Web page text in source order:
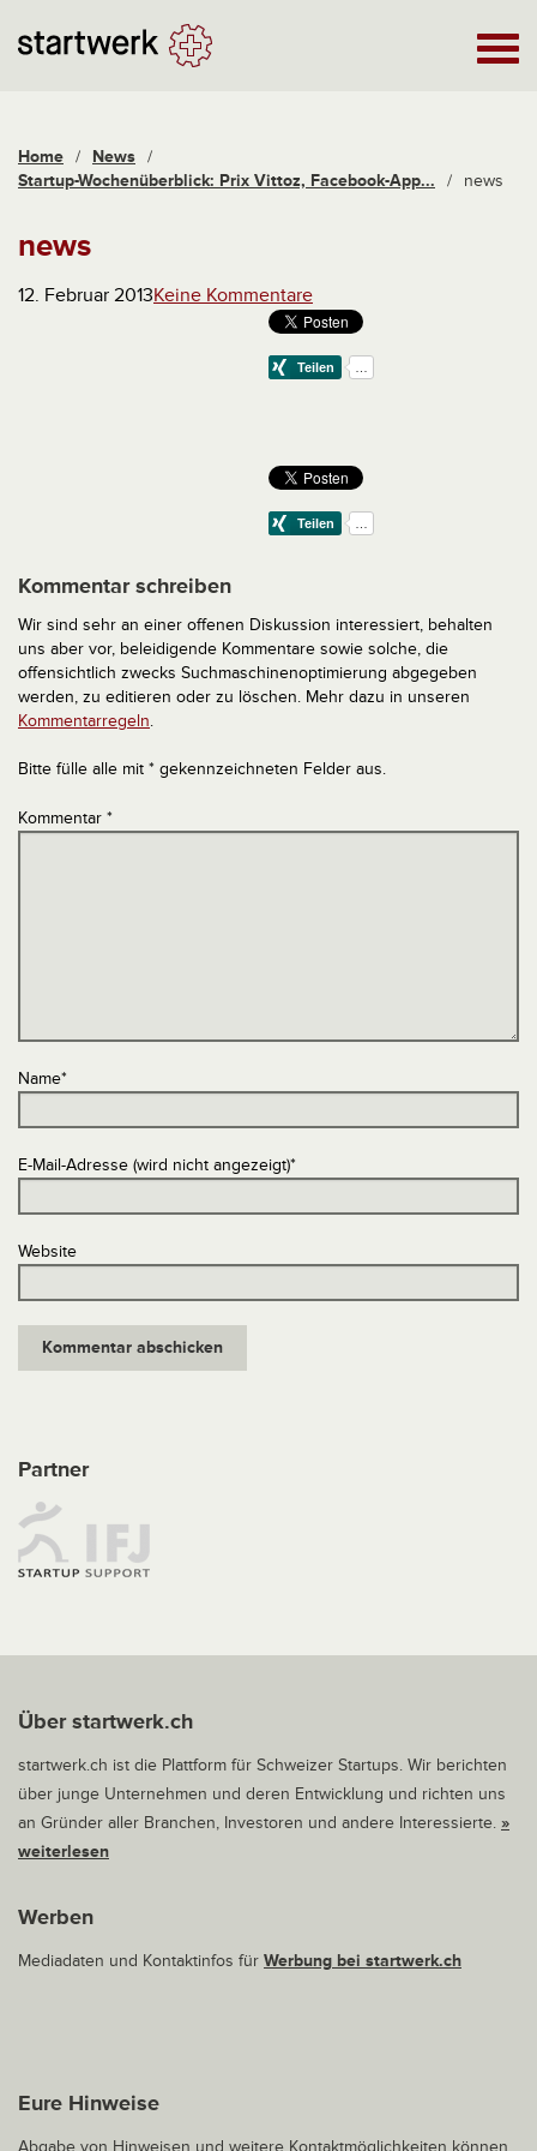
Home / News /
Startup-Wochenüberblick: Prix Vittoz, Facebook-App...
/ news
news
12. Februar 2013Keine Kommentare
Kommentar schreiben
Wir sind sehr an einer offenen Diskussion interessiert, behalten
uns aber vor, beleidigende Kommentare sowie solche, die
offensichtlich zwecks Suchmaschinenoptimierung abgegeben
werden, zu editieren oder zu löschen. Mehr dazu in unseren
Kommentarregeln.
Bitte fülle alle mit * gekennzeichneten Felder aus.
Kommentar *
Name*
E-Mail-Adresse (wird nicht angezeigt)*
Website
Partner
Über startwerk.ch
startwerk.ch ist die Plattform für Schweizer Startups. Wir berichten
über junge Unternehmen und deren Entwicklung und richten uns
an Gründer aller Branchen, Investoren und andere Interessierte. »
weiterlesen
Werben
Mediadaten und Kontaktinfos für Werbung bei startwerk.ch
Eure Hinweise